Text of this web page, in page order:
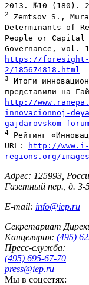
2013. №10 (180).
2
Zemtsov S.,
Determinants of
People or Capital
Governance, vol.
https://foresight-
2/185674818.html
3
Итоги
представили на
http://
innovacionnoj-
gajdarovskom-
4 Рейтинг
URL:
http://www.i-
regions.org/
Адрес: 125993,
Газетный пер., д. 3-
E-mail: info@iep.ru
Секретариат
Канцелярия: (495)
Пресс-служба:
(495) 695-67-70
press@iep.ru
Мы в соцсетях: